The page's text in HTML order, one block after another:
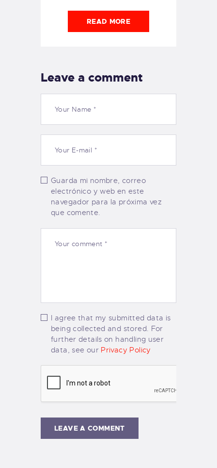
READ MORE
Leave a comment
Guarda mi nombre, correo
electrónico y web en este
navegador para la próxima vez
que comente.
I agree that my submitted data is
being collected and stored. For
further details on handling user
data, see our Privacy Policy